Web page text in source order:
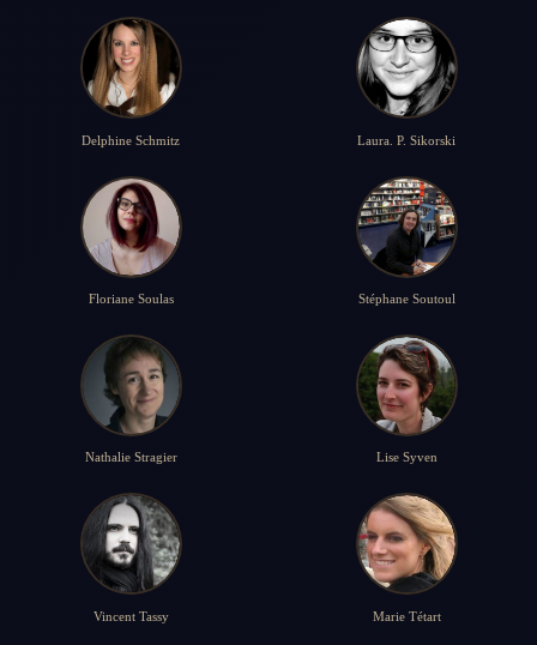
Delphine Schmitz Laura. P. Sikorski
Floriane Soulas Stéphane Soutoul
Nathalie Stragier Lise Syven
Vincent Tassy Marie Tétart